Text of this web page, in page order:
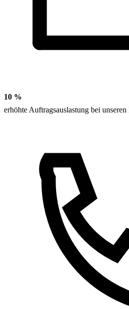
10 %
erhöhte Auftragsauslastung bei